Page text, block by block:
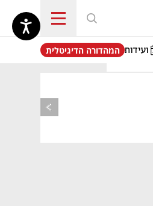
ועידות
נפתח בכרטיסייה חדשה
המהדורה הדיגיטלית